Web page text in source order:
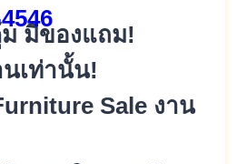
มีของแถม!
นเท่านั้น!
Sale งาน